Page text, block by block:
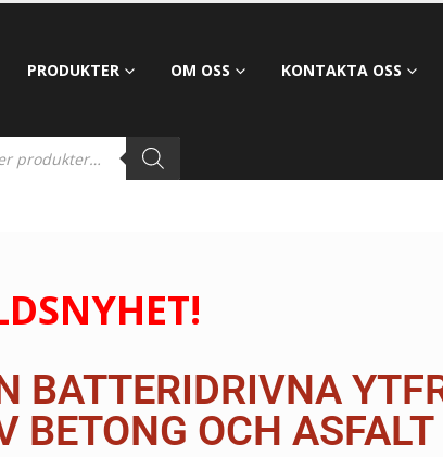
PRODUKTER OM OSS KONTAKTA OSS
BATTERIDRIVNA
BETONG OCH ASFALT